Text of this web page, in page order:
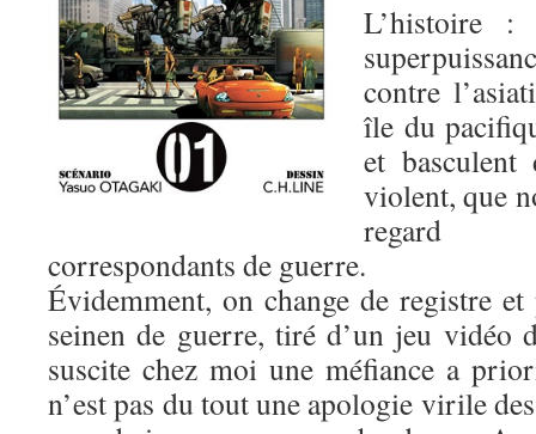
L’histoire
contre
île du
et
violent, que
regard
correspondants de guerre.
Évidemment, on change de registre et
seinen de guerre, tiré d’un jeu vidéo
suscite chez moi une méfiance a
n’est pas du tout une apologie virile